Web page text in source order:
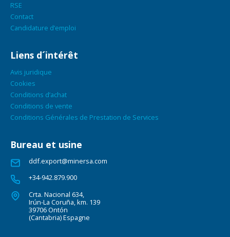
RSE
Contact
Candidature d’emploi
Liens d´intérêt
Avis juridique
Cookies
Conditions d’achat
Conditions de vente
Conditions Générales de Prestation de Services
Bureau et usine
ddf.export@minersa.com
+34-942.879.900
Crta. Nacional 634,
Irún-La Coruña, km. 139
39706 Ontón
(Cantabria) Espagne